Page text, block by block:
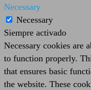
Necessary
Necessary
Siempre activado
Necessary cookies are
to function properly.
that ensures basic
the website. These